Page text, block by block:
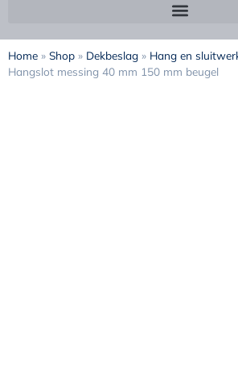
Home » Shop » Dekbeslag » Hang en
Hangslot messing 40 mm 150 mm beugel